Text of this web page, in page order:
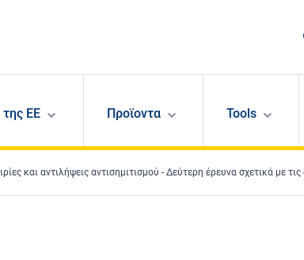
ΕΕ Προϊοντα Tools
και αντιλήψεις αντισημιτισμού - Δεύτερη έρευνα σχετικά με τις διακρίσεις